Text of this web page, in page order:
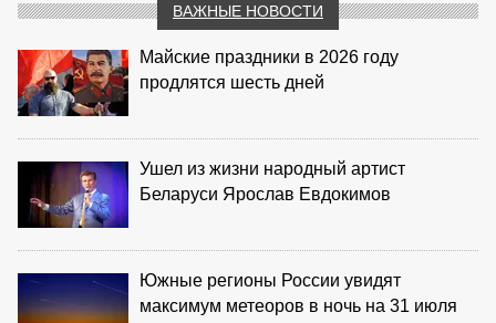
ВАЖНЫЕ НОВОСТИ
Майские праздники в 2026 году
продлятся шесть дней
Ушел из жизни народный артист
Беларуси Ярослав Евдокимов
Южные регионы России увидят
максимум метеоров в ночь на 31 июля